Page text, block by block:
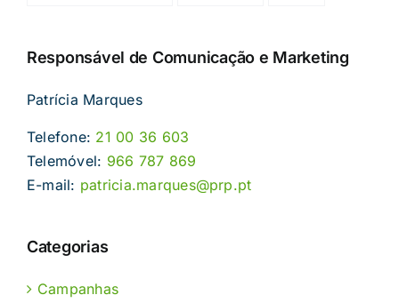
Responsável de Comunicação e Marketing
Patrícia Marques
Telefone: 21 00 36 603
Telemóvel: 966 787 869
E-mail: patricia.marques@prp.pt
Categorias
Campanhas